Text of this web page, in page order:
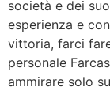
società e dei
esperienza e
vittoria, farci
personale
ammirare solo